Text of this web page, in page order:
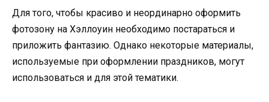
Для того, чтобы красиво и неординарно оформить
фотозону на Хэллоуин необходимо постараться и
приложить фантазию. Однако некоторые материалы,
используемые при оформлении праздников, могут
использоваться и для этой тематики.